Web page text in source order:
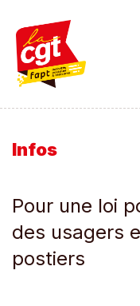
Infos
Pour une loi
des usagers
postiers